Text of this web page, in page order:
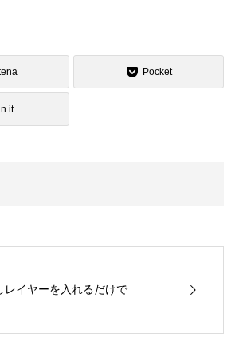
Pocket
it
レイヤーを入れるだけで